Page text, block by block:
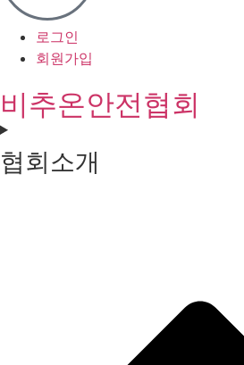
로그인
회원가입
비추온안전협회
협회소개